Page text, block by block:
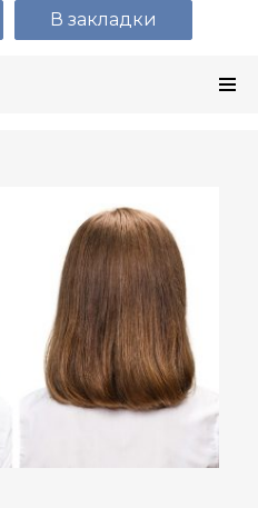
В закладки